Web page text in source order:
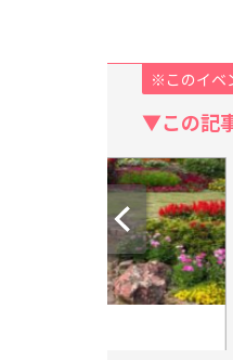
※このイベ
▼この記